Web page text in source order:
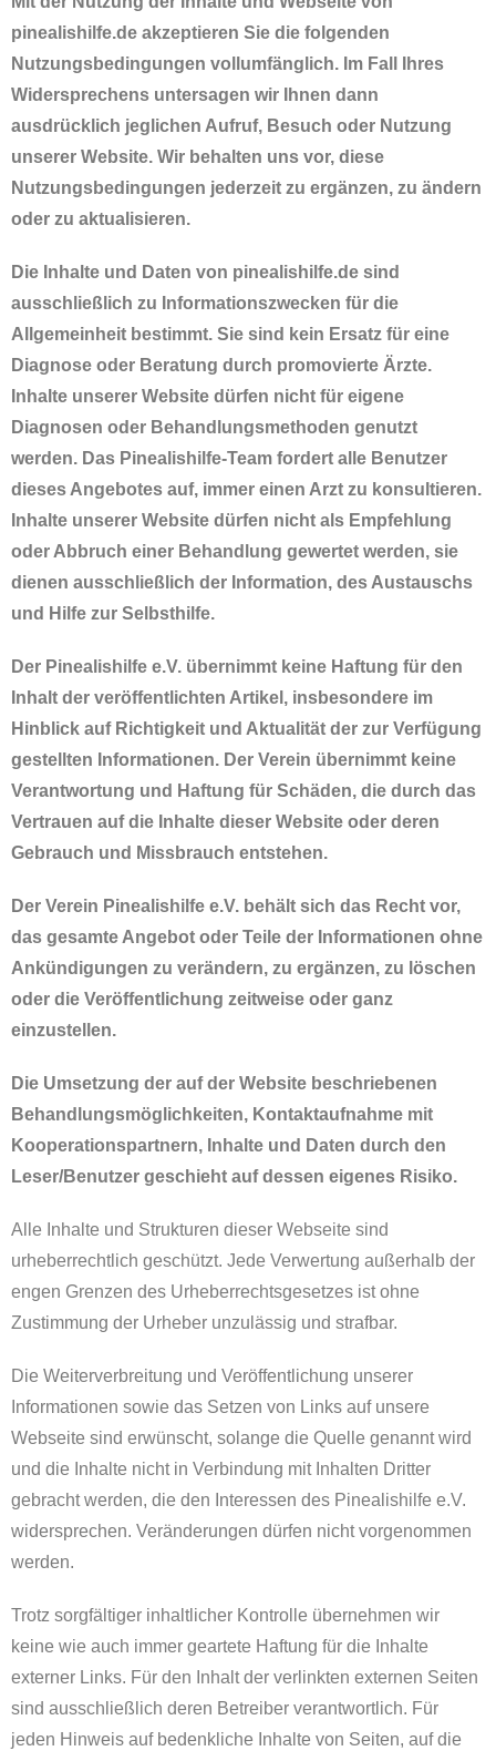
pinealishilfe.de akzeptieren Sie die folgenden
Nutzungsbedingungen vollumfänglich. Im Fall Ihres
Widersprechens untersagen wir Ihnen dann
ausdrücklich jeglichen Aufruf, Besuch oder Nutzung
unserer Website. Wir behalten uns vor, diese
Nutzungsbedingungen jederzeit zu ergänzen, zu ändern
oder zu aktualisieren.
Die Inhalte und Daten von pinealishilfe.de sind
ausschließlich zu Informationszwecken für die
Allgemeinheit bestimmt. Sie sind kein Ersatz für eine
Diagnose oder Beratung durch promovierte Ärzte.
Inhalte unserer Website dürfen nicht für eigene
Diagnosen oder Behandlungsmethoden genutzt
werden. Das Pinealishilfe-Team fordert alle Benutzer
dieses Angebotes auf, immer einen Arzt zu konsultieren.
Inhalte unserer Website dürfen nicht als Empfehlung
oder Abbruch einer Behandlung gewertet werden, sie
dienen ausschließlich der Information, des Austauschs
und Hilfe zur Selbsthilfe.
Der Pinealishilfe e.V. übernimmt keine Haftung für den
Inhalt der veröffentlichten Artikel, insbesondere im
Hinblick auf Richtigkeit und Aktualität der zur Verfügung
gestellten Informationen. Der Verein übernimmt keine
Verantwortung und Haftung für Schäden, die durch das
Vertrauen auf die Inhalte dieser Website oder deren
Gebrauch und Missbrauch entstehen.
Der Verein Pinealishilfe e.V. behält sich das Recht vor,
das gesamte Angebot oder Teile der Informationen ohne
Ankündigungen zu verändern, zu ergänzen, zu löschen
oder die Veröffentlichung zeitweise oder ganz
einzustellen.
Die Umsetzung der auf der Website beschriebenen
Behandlungsmöglichkeiten, Kontaktaufnahme mit
Kooperationspartnern, Inhalte und Daten durch den
Leser/Benutzer geschieht auf dessen eigenes Risiko.
Alle Inhalte und Strukturen dieser Webseite sind
urheberrechtlich geschützt. Jede Verwertung außerhalb der
engen Grenzen des Urheberrechtsgesetzes ist ohne
Zustimmung der Urheber unzulässig und strafbar.
Die Weiterverbreitung und Veröffentlichung unserer
Informationen sowie das Setzen von Links auf unsere
Webseite sind erwünscht, solange die Quelle genannt wird
und die Inhalte nicht in Verbindung mit Inhalten Dritter
gebracht werden, die den Interessen des Pinealishilfe e.V.
widersprechen. Veränderungen dürfen nicht vorgenommen
werden.
Trotz sorgfältiger inhaltlicher Kontrolle übernehmen wir
keine wie auch immer geartete Haftung für die Inhalte
externer Links. Für den Inhalt der verlinkten externen Seiten
sind ausschließlich deren Betreiber verantwortlich. Für
jeden Hinweis auf bedenkliche Inhalte von Seiten, auf die